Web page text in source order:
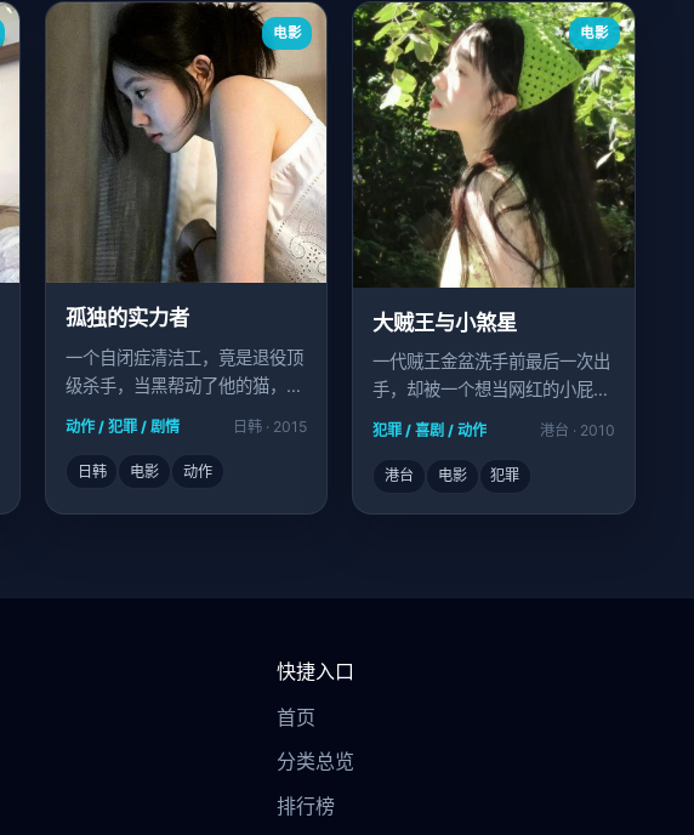
电影
孤独的实力者
一个自闭症清洁工，竟是退役顶
级杀手，当黑帮动了他的猫，屠
戮开始了。
动作 / 犯罪 / 剧情 日韩 · 2015
日韩 电影 动作
电影
大贼王与小煞星
一代贼王金盆洗手前最后一次出
手，却被一个想当网红的小屁孩
全程直播。
犯罪 / 喜剧 / 动作 港台 · 2010
港台 电影 犯罪
快捷入口
首页
分类总览
排行榜